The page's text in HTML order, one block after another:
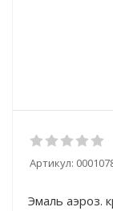
Артикул:
Эмаль аэроз.